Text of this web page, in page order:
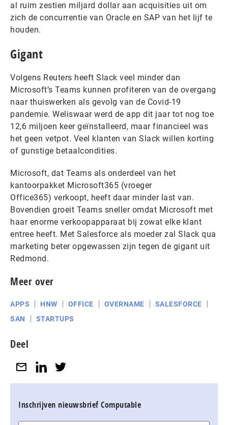
al ruim zestien miljard dollar aan acquisities uit om
zich de concurrentie van Oracle en SAP van het lijf te
houden.
Gigant
Volgens Reuters heeft Slack veel minder dan
Microsoft’s Teams kunnen profiteren van de overgang
naar thuiswerken als gevolg van de Covid-19
pandemie. Weliswaar werd de app dit jaar tot nog toe
12,6 miljoen keer geïnstalleerd, maar financieel was
het geen vetpot. Veel klanten van Slack willen korting
of gunstige betaalcondities.
Microsoft, dat Teams als onderdeel van het
kantoorpakket Microsoft365 (vroeger
Office365) verkoopt, heeft daar minder last van.
Bovendien groeit Teams sneller omdat Microsoft met
haar enorme verkoopapparaat bij zowat elke klant
entree heeft. Met Salesforce als moeder zal Slack qua
marketing beter opgewassen zijn tegen de gigant uit
Redmond.
Meer over
APPS HNW OFFICE OVERNAME
SALESFORCE
SAN
STARTUPS
Deel
Inschrijven nieuwsbrief Computable